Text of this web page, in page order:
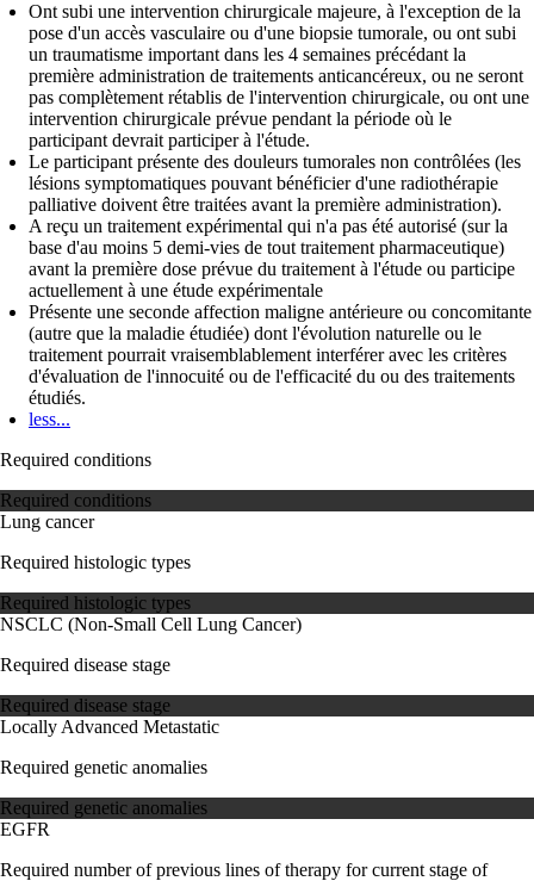
Ont subi une intervention chirurgicale majeure, à l'exception de la
pose d'un accès vasculaire ou d'une biopsie tumorale, ou ont subi
un traumatisme important dans les 4 semaines précédant la
première administration de traitements anticancéreux, ou ne seront
pas complètement rétablis de l'intervention chirurgicale, ou ont une
intervention chirurgicale prévue pendant la période où le
participant devrait participer à l'étude.
Le participant présente des douleurs tumorales non contrôlées (les
lésions symptomatiques pouvant bénéficier d'une radiothérapie
palliative doivent être traitées avant la première administration).
A reçu un traitement expérimental qui n'a pas été autorisé (sur la
base d'au moins 5 demi-vies de tout traitement pharmaceutique)
avant la première dose prévue du traitement à l'étude ou participe
actuellement à une étude expérimentale
Présente une seconde affection maligne antérieure ou concomitante
(autre que la maladie étudiée) dont l'évolution naturelle ou le
traitement pourrait vraisemblablement interférer avec les critères
d'évaluation de l'innocuité ou de l'efficacité du ou des traitements
étudiés.
less...
Required conditions
Required conditions
Lung cancer
Required histologic types
Required histologic types
NSCLC (Non-Small Cell Lung Cancer)
Required disease stage
Required disease stage
Locally Advanced Metastatic
Required genetic anomalies
Required genetic anomalies
EGFR
Required number of previous lines of therapy for current stage of